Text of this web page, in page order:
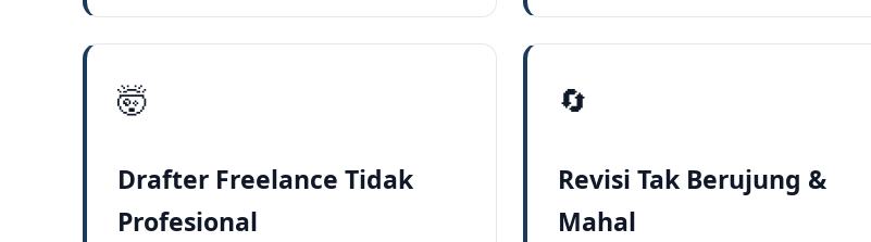
🤯
Drafter Freelance Tidak
Profesional
🔄
Revisi Tak Berujung &
Mahal